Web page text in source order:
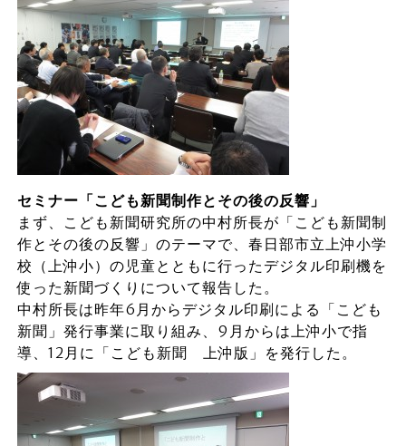
セミナー「こども新聞制作とその後の反響」
まず、こども新聞研究所の中村所長が「こども新聞制
作とその後の反響」のテーマで、春日部市立上沖小学
校（上沖小）の児童とともに行ったデジタル印刷機を
使った新聞づくりについて報告した。
中村所長は昨年6月からデジタル印刷による「こども
新聞」発行事業に取り組み、9月からは上沖小で指
導、12月に「こども新聞 上沖版」を発行した。